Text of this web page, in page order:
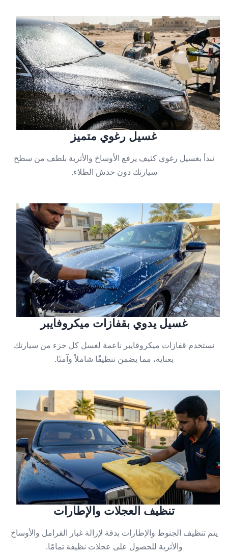
غسيل رغوي متميز
نبدأ بغسيل رغوي كثيف يرفع الأوساخ والأتربة بلطف من سطح
سيارتك دون خدش الطلاء.
غسيل يدوي بقفازات ميكروفايبر
نستخدم قفازات ميكروفايبر ناعمة لغسل كل جزء من سيارتك
بعناية، مما يضمن تنظيفًا شاملاً وآمنًا.
تنظيف العجلات والإطارات
يتم تنظيف الجنوط والإطارات بدقة لإزالة غبار الفرامل والأوساخ
والأتربة للحصول على عجلات نظيفة تمامًا.